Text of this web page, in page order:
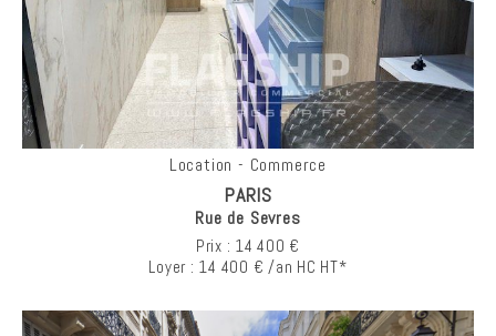
Location - Commerce
PARIS
Rue de Sevres
Prix : 14 400 €
Loyer : 14 400 € /an HC HT*